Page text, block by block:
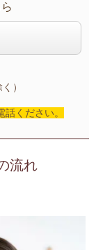
）
ください。
流れ